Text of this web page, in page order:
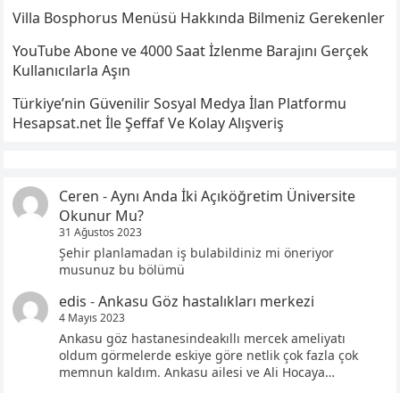
Villa Bosphorus Menüsü Hakkında Bilmeniz Gerekenler
YouTube Abone ve 4000 Saat İzlenme Barajını Gerçek
Kullanıcılarla Aşın
Türkiye’nin Güvenilir Sosyal Medya İlan Platformu
Hesapsat.net İle Şeffaf Ve Kolay Alışveriş
Ceren -Aynı Anda İki Açıköğretim Üniversite
Okunur Mu?
31 Ağustos 2023
Şehir planlamadan iş bulabildiniz mi öneriyor
musunuz bu bölümü
edis -Ankasu Göz hastalıkları merkezi
4 Mayıs 2023
Ankasu göz hastanesindeakıllı mercek ameliyatı
oldum görmelerde eskiye göre netlik çok fazla çok
memnun kaldım. Ankasu ailesi ve Ali Hocaya…